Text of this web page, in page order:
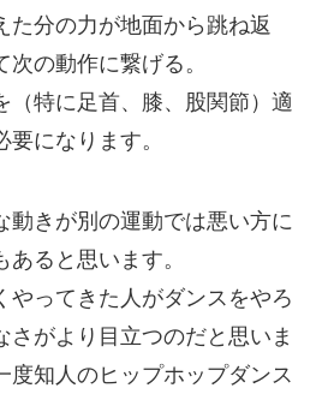
た分の力が地面から跳ね返
次の動作に繋げる。
（特に足首、膝、股関節）適
になります。
動きが別の運動では悪い方に
ると思います。
やってきた人がダンスをやろ
さがより目立つのだと思いま
度知人のヒップホップダンス